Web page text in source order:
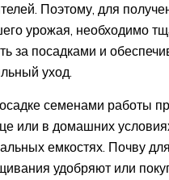
Поэтому, для
урожая, необходимо
за посадками и
уход.
семенами работы
или в домашних
емкостях. Почву для
удобряют или